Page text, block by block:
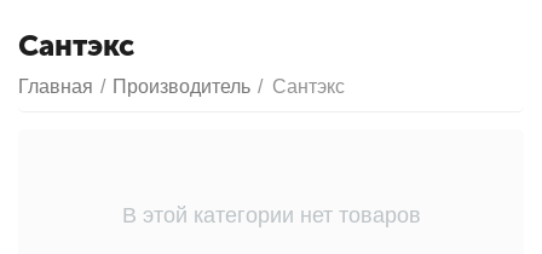
Сантэкс
Главная / Производитель / Сантэкс
В этой категории нет товаров